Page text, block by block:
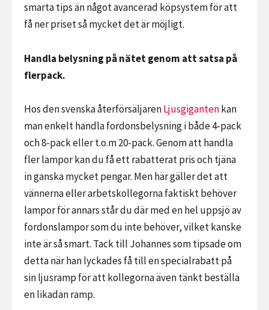
smarta tips än något avancerad köpsystem för att
få ner priset så mycket det är möjligt.
Handla belysning på nätet genom att satsa på
flerpack.
Hos den svenska återförsäljarenLjusgigantenkan
man enkelt handla fordonsbelysning i både 4-pack
och 8-pack eller t.o.m 20-pack. Genom att handla
fler lampor kan du få ett rabatterat pris och tjäna
in ganska mycket pengar. Men här gäller det att
vännerna eller arbetskollegorna faktiskt behöver
lampor för annars står du där med en hel uppsjö av
fordonslampor som du inte behöver, vilket kanske
inte är så smart. Tack till Johannes som tipsade om
detta när han lyckades få till en specialrabatt på
sin ljusramp för att kollegorna även tänkt beställa
en likadan ramp.